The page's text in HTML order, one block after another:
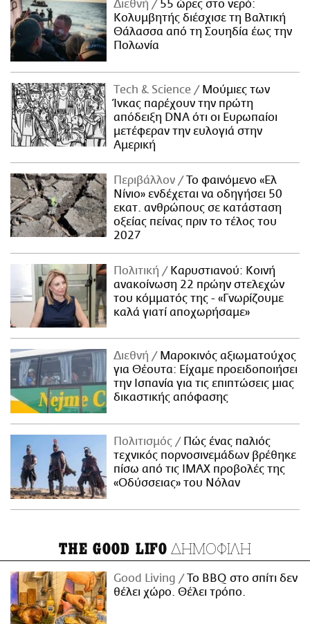
Διεθνή
55 ώρες στο νερό:
Κολυμβητής διέσχισε τη Βαλτική
Θάλασσα από τη Σουηδία έως την
Πολωνία
Τech & Science
Μούμιες των
Ίνκας παρέχουν την πρώτη
απόδειξη DNA ότι οι Ευρωπαίοι
μετέφεραν την ευλογιά στην
Αμερική
Περιβάλλον
Το φαινόμενο «Ελ
Νίνιο» ενδέχεται να οδηγήσει 50
εκατ. ανθρώπους σε κατάσταση
οξείας πείνας πριν το τέλος του
2027
Πολιτική
Καρυστιανού: Κοινή
ανακοίνωση 22 πρώην στελεχών
του κόμματός της - «Γνωρίζουμε
καλά γιατί αποχωρήσαμε»
Διεθνή
Μαροκινός αξιωματούχος
για Θέουτα: Είχαμε προειδοποιήσει
την Ισπανία για τις επιπτώσεις μιας
δικαστικής απόφασης
Πολιτισμός
Πώς ένας παλιός
τεχνικός πορνοσινεμάδων βρέθηκε
πίσω από τις IMAX προβολές της
«Οδύσσειας» του Νόλαν
THE GOOD LIFO ΔΗΜΟΦΙΛΗ
Good Living
Το BBQ στο σπίτι δεν
θέλει χώρο. Θέλει τρόπο.